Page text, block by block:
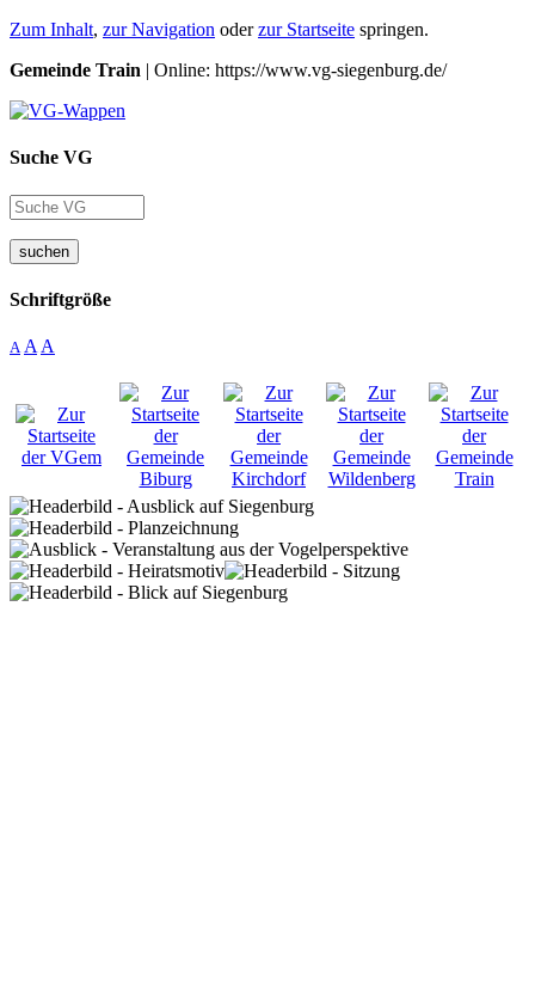
Zum Inhalt, zur Navigation oderzur Startseite springen.
Gemeinde Train | Online: https://www.vg-siegenburg.de/
Suche VG
suchen
Schriftgröße
A A A